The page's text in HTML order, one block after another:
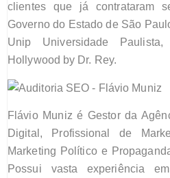
clientes que já contrataram
Governo do Estado de São
Unip Universidade
Hollywood by Dr. Rey.
Flávio Muniz é Gestor da
Digital, Profissional de
Marketing Político e
Possui vasta experiência